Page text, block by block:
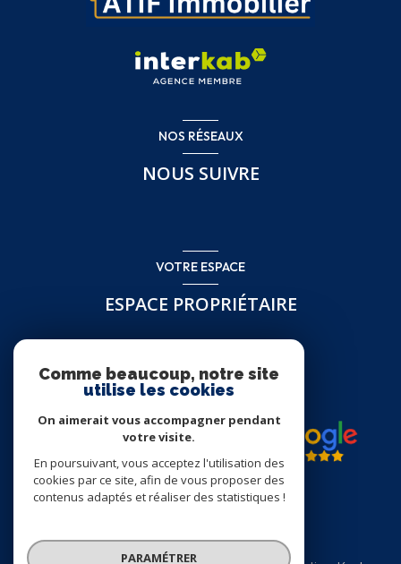
NOS RÉSEAUX
NOUS SUIVRE
VOTRE ESPACE
ESPACE PROPRIÉTAIRE
© 2026 | Tous droits réservés
Comme beaucoup, notre site
utilise les cookies
On aimerait vous accompagner pendant
votre visite.
En poursuivant, vous acceptez l'utilisation des
cookies par ce site, afin de vous proposer des
contenus adaptés et réaliser des statistiques !
PARAMÉTRER